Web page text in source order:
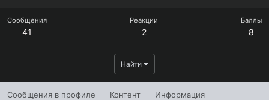
Сообщения
41
Реакции
2
Баллы
8
Найти
Сообщения в профиле Контент Информация